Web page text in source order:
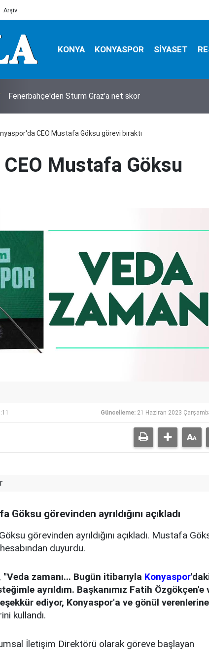
Arşiv
KONYA KONYASPOR SİYASET
Fenerbahçe'den Sturm Graz'a net skor
CEO Mustafa Göksu görevi bıraktı
Mustafa Göksu
Güncelleme: 21 Haziran 2023
görevinden ayrıldığını açıkladı
görevinden ayrıldığını açıkladı. Mustafa
duyurdu.
"Veda zamanı... Bugün itibarıyla Konyaspor
ayrıldım. Başkanımız Fatih Özgökçen'e
ediyor, Konyaspor'a ve gönül verenlerine
kullandı.
İletişim Direktörü olarak göreve başlayan